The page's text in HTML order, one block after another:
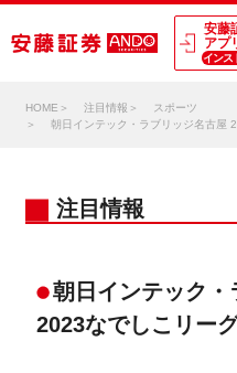
安藤
アプ
インス
HOME 注目情報
スポーツ
朝日インテック・ラブリッジ名古屋
注目情報
朝日インテック・
2023なでしこリー